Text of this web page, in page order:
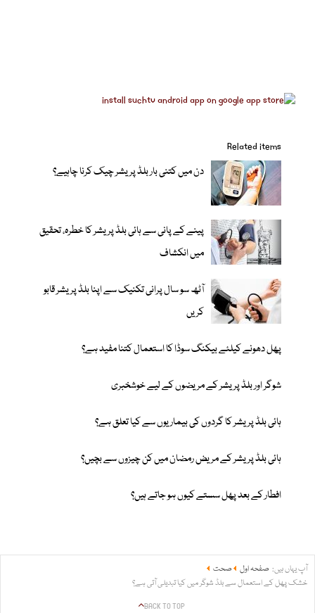
Related items
دن میں کتنی بار بلڈ پریشر چیک کرنا چاہیے؟
پینے کے پانی سے ہائی بلڈ پریشر کا خطرہ، تحقیق
میں انکشاف
آٹھ سو سال پرانی تکنیک سے اپنا بلڈ پریشر قابو
کریں
پھل دھونے کیلئے بیکنگ سوڈا کا استعمال کتنا مفید ہے؟
شوگر اور بلڈ پریشر کے مریضوں کے لیے خوشخبری
ہائی بلڈ پریشر کا گردوں کی بیماریوں سے کیا تعلق ہے؟
ہائی بلڈ پریشر کے مریض رمضان میں کن چیزوں سے بچیں؟
افطار کے بعد پھل سستے کیوں ہو جاتے ہیں؟
آپ یہاں ہیں: صفحہ اول
صحت
خشک پھل کے استعمال سے بلڈ شوگر میں کیا تبدیلی آتی ہے؟
BACK TO TOP